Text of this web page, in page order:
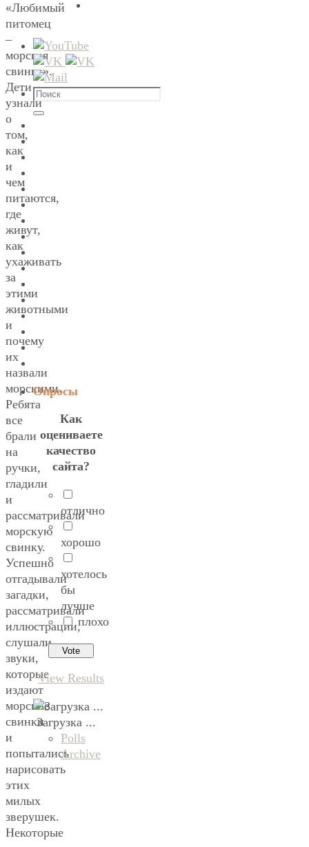
«Любимый
питомец
–
морская
свинка».
Дети
узнали
о
том,
как
и
чем
питаются,
где
живут,
как
ухаживать
за
этими
животными
и
почему
их
назвали
морскими.
Ребята
все
брали
на
ручки,
гладили
и
рассматривали
морскую
свинку.
Успешно
отгадывали
загадки,
рассматривали
иллюстрации,
слушали
звуки,
которые
издают
морские
свинки
и
попытались
нарисовать
этих
милых
зверушек.
Некоторые
Что
искать:
Поиск
Опросы
Как
оцениваете
качество
сайта?
отлично
хорошо
хотелось
бы
лучше
плохо
View Results
Загрузка ...
Polls
Archive